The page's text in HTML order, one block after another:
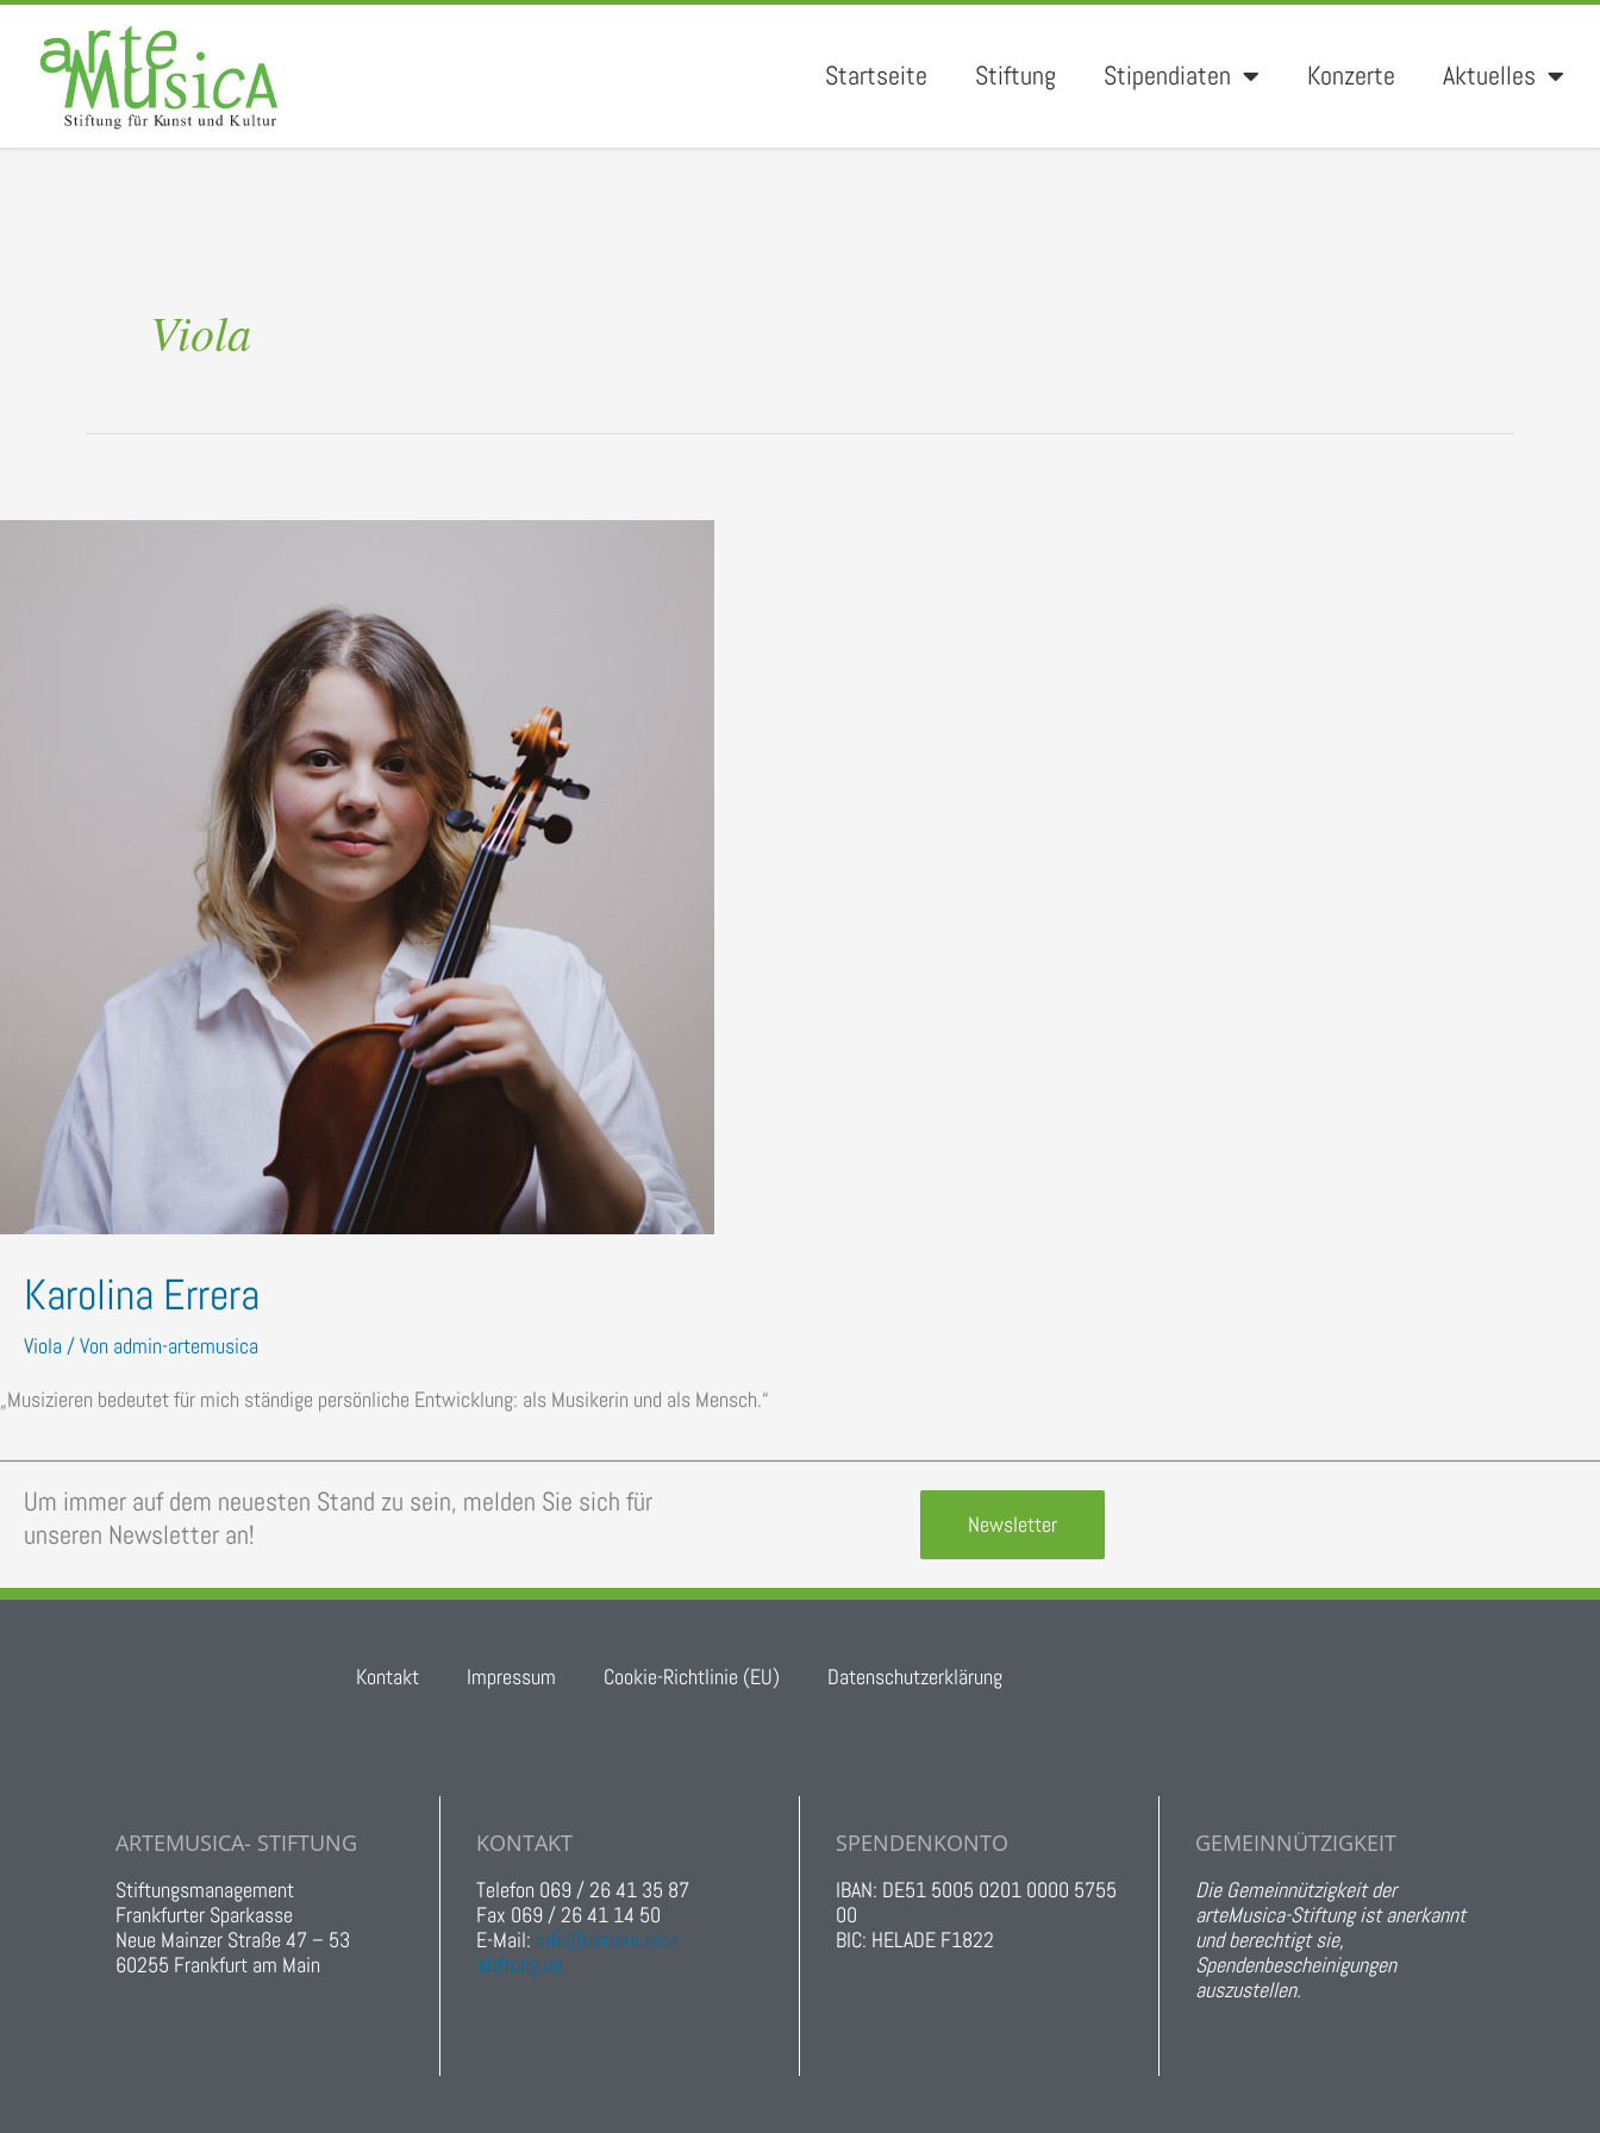
Startseite Stiftung Stipendiaten Konzerte Aktuelles
Viola
Karolina Errera
Viola / Von admin-artemusica
„Musizieren bedeutet für mich ständige persönliche Entwicklung: als Musikerin und als Mensch.“
Um immer auf dem neuesten Stand zu sein, melden Sie sich für
unseren Newsletter an!
Newsletter
Kontakt Impressum Cookie-Richtlinie (EU) Datenschutzerklärung
ARTEMUSICA- STIFTUNG
Stiftungsmanagement
Frankfurter Sparkasse
Neue Mainzer Straße 47 – 53
60255 Frankfurt am Main
KONTAKT
Telefon 069 / 26 41 35 87
Fax 069 / 26 41 14 50
E-Mail: info@artemusica-
stiftung.de
SPENDENKONTO
IBAN: DE51 5005 0201 0000 5755
00
BIC: HELADE F1822
GEMEINNÜTZIGKEIT
Die Gemeinnützigkeit der
arteMusica-Stiftung ist anerkannt
und berechtigt sie,
Spendenbescheinigungen
auszustellen.